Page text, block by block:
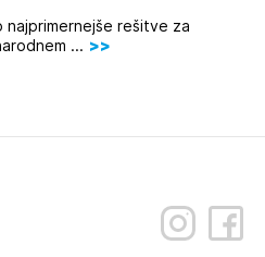
rešitve za
...
2012,